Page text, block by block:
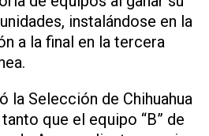
instalándose en la
a la final en la tercera
la Selección de Chihuahua
que el equipo “B” de